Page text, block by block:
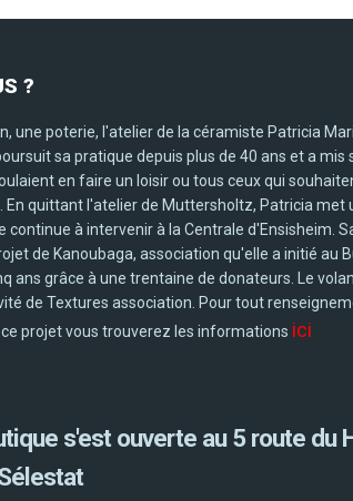
?
une poterie, l'atelier de la céramiste Patricia
sa pratique depuis plus de 40 ans et a mis
en faire un loisir ou tous ceux qui
quittant l'atelier de Muttersholtz, Patricia met
continue à intervenir à la Centrale d'Ensisheim.
de Kanoubaga, association qu'elle a initié au
ans grâce à une trentaine de donateurs. Le
de Textures association. Pour tout
projet vous trouverez les informations ici
s'est ouverte au 5 route du